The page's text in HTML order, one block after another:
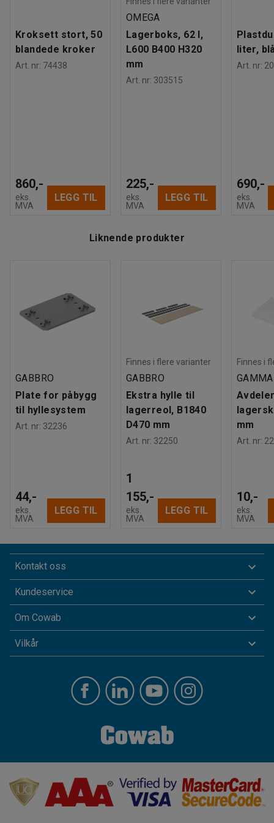
Kroksett stort, 50
blandede kroker
Art. nr: 74438
860,-
eks.
MVA
LEGG TIL
OMEGA
Lagerboks, 62 l,
L600 B400 H320
mm
Art. nr: 303515
225,-
eks.
MVA
LEGG TIL
liter,
Art. nr:
690,-
eks.
MVA
Liknende produkter
GABBRO
Plate for påbygg
til hyllesystem
Art. nr: 32236
44,-
eks.
MVA
LEGG TIL
Finnes i flere varianter
GABBRO
Ekstra hylle til
lagerreol, B1840
D470 mm
Art. nr: 32250
1
155,-
eks.
MVA
LEGG TIL
Finnes i
GAMMA
mm
Art. nr:
10,-
eks.
MVA
Kontakt oss
Kundeservice
Om Cowab
Vilkår